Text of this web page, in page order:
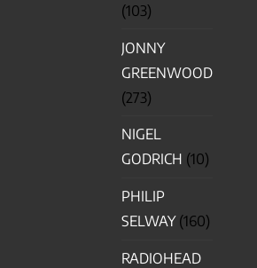
(103)
JONNY
GREENWOOD
(273)
NIGEL
GODRICH (10)
PHILIP
SELWAY(160)
RADIOHEAD